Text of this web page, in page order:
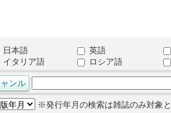
日本語 英語
イタリア語
ロシア語
※発行年月の検索は雑誌のみ対象と